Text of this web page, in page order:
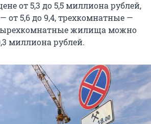
от 5,3 до 5,5 миллиона рублей,
от 5,6 до 9,4, трехкомнатные —
жилища можно
миллиона рублей.